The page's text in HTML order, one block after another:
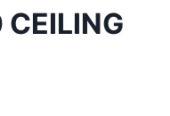
CEILING